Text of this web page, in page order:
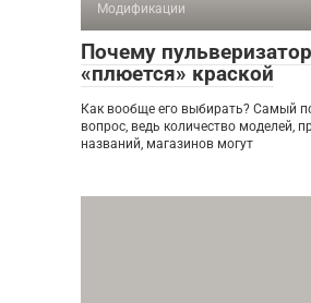
Модификации
Почему пульверизатор
«плюется» краской
Как вообще его выбирать? Самый
вопрос, ведь количество моделей,
названий, магазинов могут